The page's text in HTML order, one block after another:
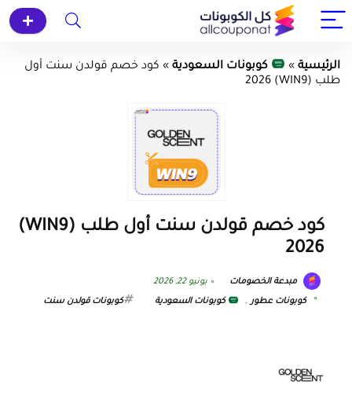
الرئيسية » كوبونات السعودية » كود خصم قولدن سنت أول
طلب (WIN9) 2026
كود خصم قولدن سنت أول طلب (WIN9)
2026
مبدعة الخصومات يونيو 22, 2026
كوبونات عطور , كوبونات السعودية كوبونات قولدن سنت